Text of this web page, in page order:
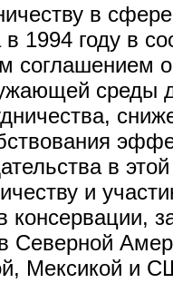
в
1994 году в
соглашением о
среды
в
и
консервации,
Северной
Мексикой и